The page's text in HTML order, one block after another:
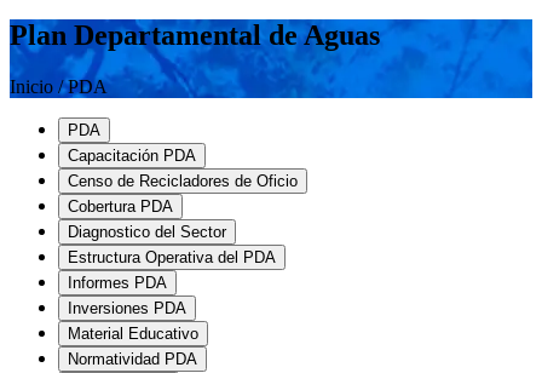
Plan Departamental de Aguas
Inicio / PDA
PDA
Capacitación PDA
Censo de Recicladores de Oficio
Cobertura PDA
Diagnostico del Sector
Estructura Operativa del PDA
Informes PDA
Inversiones PDA
Material Educativo
Normatividad PDA